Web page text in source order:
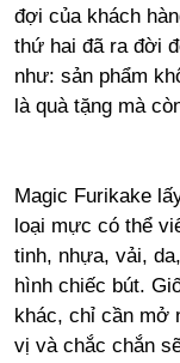
đợi của khách
thứ hai đã ra đời
như: sản phẩm
là quà tặng mà
Magic Furikake
loại mực có thể
tinh, nhựa, vải,
hình chiếc bút.
khác, chỉ cần mở
vị và chắc chắn